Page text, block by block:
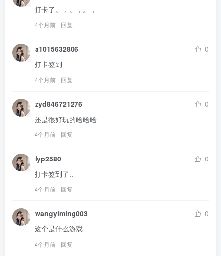
打卡了。，。，。，
4个月前 回复
a1015632806
0
打卡签到
4个月前 回复
zyd846721276
0
还是很好玩的哈哈哈
4个月前 回复
lyp2580
0
打卡签到了...
4个月前 回复
wangyiming003
0
这个是什么游戏
4个月前 回复